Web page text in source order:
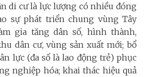
di cư là lực lượng có nhiều đóng
sự phát triển chung vùng Tây
gia tăng dân số, hình thành,
dân cư, vùng sản xuất mới; bổ
lực (đa số là lao động trẻ) phục
nghiệp hóa; khai thác hiệu quả